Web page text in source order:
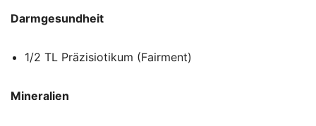
Darmgesundheit
1/2 TL Präzisiotikum (Fairment)
Mineralien